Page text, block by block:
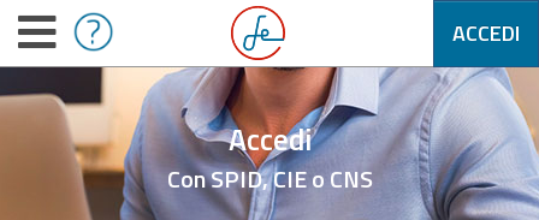
ACCEDI
Accedi
Con SPID, CIE o CNS